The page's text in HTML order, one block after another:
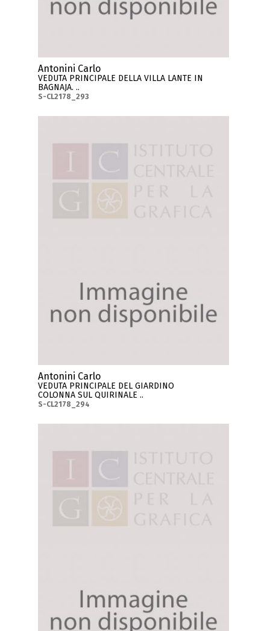
Antonini Carlo
VEDUTA PRINCIPALE DELLA VILLA LANTE IN
BAGNAJA. ..
S-CL2178_293
Antonini Carlo
VEDUTA PRINCIPALE DEL GIARDINO
COLONNA SUL QUIRINALE ..
S-CL2178_294